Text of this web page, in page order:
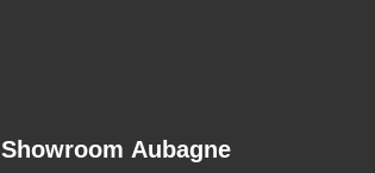
Showroom Aubagne